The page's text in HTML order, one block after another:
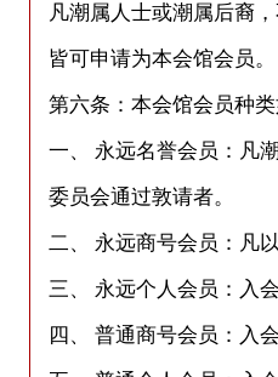
凡潮属人士或潮属后裔
皆可申请为本会馆会员。
第六条：本会馆会员种
一、 永远名誉会员：凡
委员会通过敦请者。
二、 永远商号会员：凡
三、 永远个人会员：入
四、 普通商号会员：入